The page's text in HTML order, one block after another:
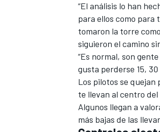
MÁS CATEGORÍAS
“El análisis lo han
para ellos como para
tomaron la torre
siguieron el camino
“Es normal, son
gusta perderse 15,
Los pilotos se quejan
te llevan al centro
Algunos llegan a
más bajas de las